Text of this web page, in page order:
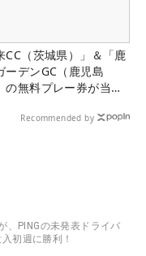
CC（茨城県）」＆「鹿
ーデンGC（鹿児島
の無料プレー券が当た
Recommended by
、PINGの未発表ドライバ
初週に勝利！